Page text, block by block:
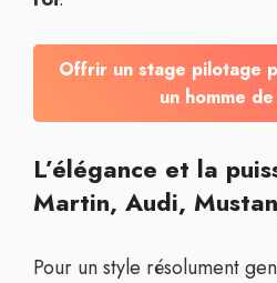
Offrir un stage pilotage
un homme
L’élégance et la
Martin, Audi,
Pour un style résolument